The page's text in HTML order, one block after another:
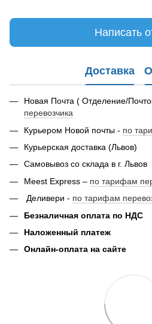
Написать
Доставка
Новая Почта ( Отделение/
перевозчика
Курьером Новой почты - по
Курьерская доставка (Львов)
Самовывоз со склада в г. Львов
Meest Express – по тарифам
Деливери - по тарифам
Безналичная оплата по НДС
Наложенный платеж
Онлайн-оплата на сайте